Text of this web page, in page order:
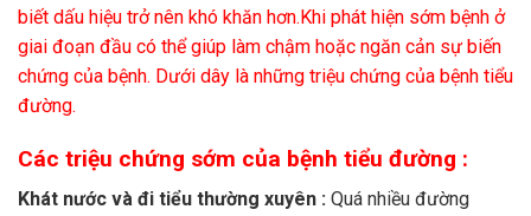
biết dấu hiệu trở nên khó khăn hơn.Khi phát hiện sớm bệnh ở
giai đoạn đầu có thể giúp làm chậm hoặc ngăn cản sự biến
chứng của bệnh. Dưới dây là những triệu chứng của bệnh tiểu
đường.
Các triệu chứng sớm của bệnh tiểu đường :
Khát nước và đi tiểu thường xuyên : Quá nhiều đường